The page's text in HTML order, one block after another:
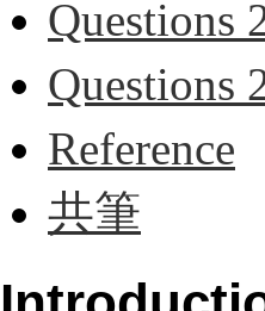
Questions
Questions
Reference
共筆